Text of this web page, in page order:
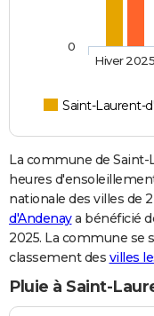
Saint-Laurent-
Hiver 2025
0
La commune de Saint-
heures
nationale des villes de
d'Andenaya bénéficié
2025. La commune se
classement des villes
Pluie à Saint-